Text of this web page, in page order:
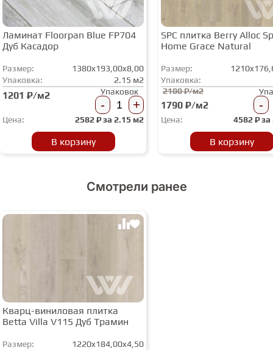
Ламинат Floorpan Blue FP704
Дуб Касадор
Размер:
1380x193,00x8,00
Упаковка:
2.15 м2
1201 ₽/м2 Упаковок
- +
Цена: 2582₽ за 2.15 м2
В корзину
SPC плитка Berry Alloc
Home Grace Natural
Размер:
Упаковка:
2100 ₽/м2
1790 ₽/м2 -
Цена: 4582₽ за
В корзину
Смотрели ранее
Кварц-виниловая плитка
Betta Villa V115 Дуб Трамин
Размер:
1220x184,00x4,50